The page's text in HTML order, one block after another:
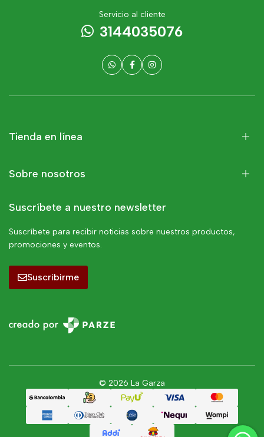
Servicio al cliente
3144035076
Tienda en línea
Sobre nosotros
Suscríbete a nuestro newsletter
Suscríbete para recibir noticias sobre nuestros productos,
promociones y eventos.
Suscribirme
© 2026 La Garza